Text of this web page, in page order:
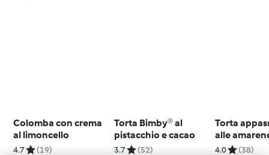
Colomba con crema
al limoncello
4.7 (19)
Torta Bimby® al
pistacchio e cacao
3.7 (52)
Torta
alle
4.0 (38)